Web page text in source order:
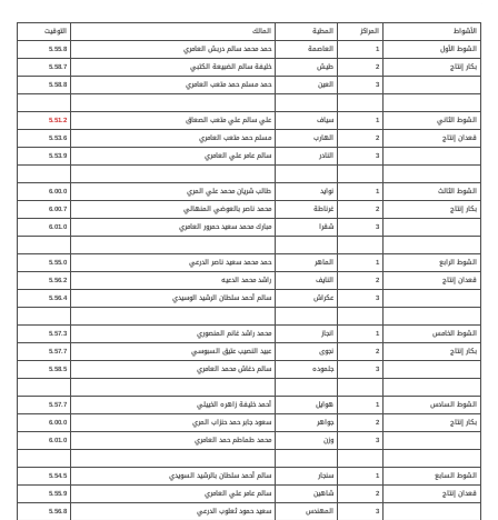
الأشواط المراكز المطية المالك
التوقيت
الشوط الأول
1 العاصمة حمد محمد سالم دربش العامري
5.55.8
بكار إنتاج
2 طيش خليفة سالم الضبيعة الكتبي
5.58.7
3
العين حمد مسلم حمد متعب العامري 5.58.8
الشوط الثاني 1 سياف علي سالم علي متعب الصعاق
5.51.2
قعدان إنتاج
2 الهارب مسلم حمد متعب العامري
5.53.6
3
النادر سالم عامر علي العامري 5.53.9
الشوط الثالث 1 نوايد طالب شريان محمد علي المري
6.00.0
بكار إنتاج
2 غرناطة محمد ناصر بالعوضي المنهالي
6.00.7
3
شقرا مبارك محمد سعيد حمرور العامري 6.01.0
الشوط الرابع 1 الماهر حمد محمد سعيد ناصر الدرعي
5.55.0
قعدان إنتاج
2 النايف راشد محمد الدعيه
5.56.2
3
عكراش سالم أحمد سلطان الرشيد الوسيدي 5.56.4
الشوط الخامس 1 انجاز محمد راشد غانم المنصوري
5.57.3
بكار إنتاج
2 نجوى عبيد النصيب عتيق السبوسي
5.57.7
3
جلموده سالم دغاش محمد العامري 5.58.5
الشوط السادس 1 هوايل أحمد خليفة زاهره الخييلي
5.57.7
بكار إنتاج
2 جواهر سعود جابر حمد حنزاب المري
6.00.0
3
وزن محمد طماطم حمد العامري 6.01.0
الشوط السابع 1 سنجار سالم أحمد سلطان بالرشيد السويدي
5.54.5
قعدان إنتاج
2 شاهين سالم عامر علي العامري
5.55.9
3
المهندس سعيد حمود ثعلوب الدرعي 5.56.8